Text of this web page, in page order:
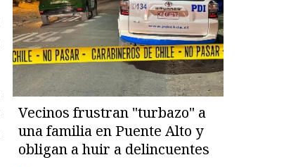
Vecinos frustran "turbazo" a
una familia en Puente Alto y
obligan a huir a delincuentes